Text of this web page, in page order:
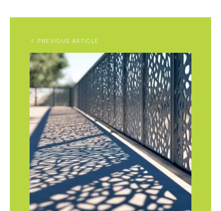
PREVIOUS ARTICLE